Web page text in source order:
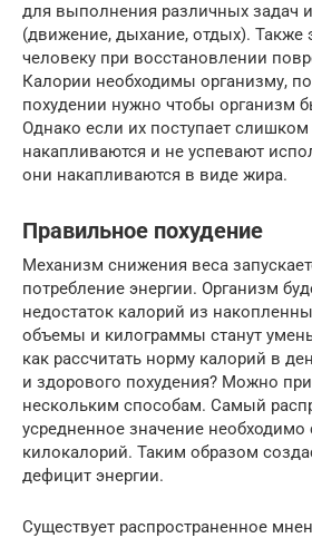
для выполнения различных задач
(движение, дыхание, отдых). Также
человеку при восстановлении
Калории необходимы организму,
похудении нужно чтобы организм
Однако если их поступает
накапливаются и не успевают
они накапливаются в виде жира.
Правильное похудение
Механизм снижения веса
потребление энергии. Организм
недостаток калорий из
объемы и килограммы станут
как рассчитать норму калорий в
и здорового похудения? Можно
нескольким способам. Самый
усредненное значение необходимо
килокалорий. Таким образом
дефицит энергии.
Существует распространенное